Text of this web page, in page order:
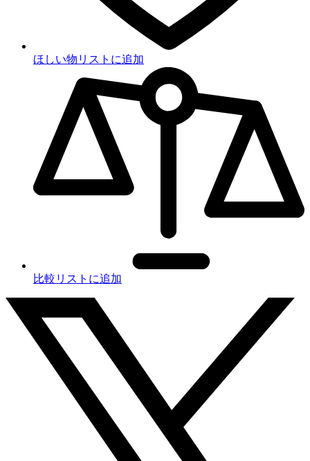
ほしい物リストに追加
比較リストに追加